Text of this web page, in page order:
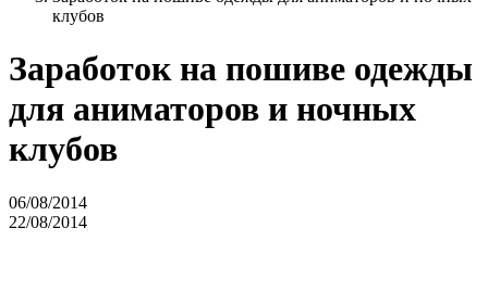
клубов
Заработок на пошиве одежды
для аниматоров и ночных
клубов
06/08/2014
22/08/2014